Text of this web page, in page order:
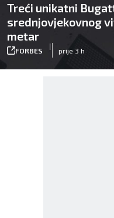
Treći unikatni
srednjovjekovnog
metar
FORBES
|
prije 3 h